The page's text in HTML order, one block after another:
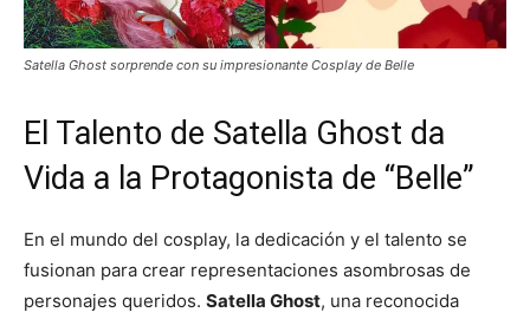
Satella Ghost sorprende con su impresionante Cosplay de Belle
El Talento de Satella Ghost da
Vida a la Protagonista de “Belle”
En el mundo del cosplay, la dedicación y el talento se
fusionan para crear representaciones asombrosas de
personajes queridos. Satella Ghost, una reconocida